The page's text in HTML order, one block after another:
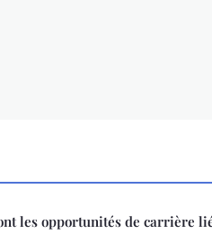
les opportunités de carrière